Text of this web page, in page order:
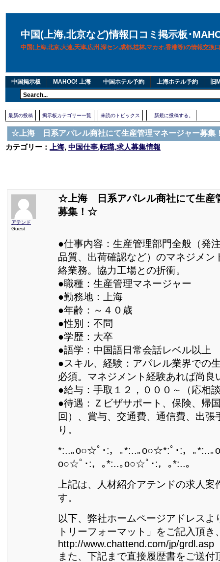
中国(上海,北京など)情報口コミ掲示板･
中国(上海,北京,大連,天津,広州,深セン,成都,桂林,マカオ,香港等)の情報交換
中国掲示板 MAHOO! 上海 中国ホテル予約 上海ホテル予約 旧
最新の投稿 掲示板カテゴリー一覧 未読のトピックス 新規に投稿する。
☆上海 日系アパレル商社にて生産管理マネージャー募集
カテゴリー：
上海, 中国仕事,転職,求人募集情報
アテンド
Guest
☆上海 日系アパレル商社にて生産
募集！☆
●仕事内容：生産管理部門全般（発
品質、出荷確認など）のマネジメン
絡業務。協力工場との折衝。
●職種：生産管理マネージャー
●勤務地：上海
●年齢：～４０歳
●性別：不問
●学歴：大卒
●語学：中国語日常会話レベル以上
●スキル、経験：アパレル業界での
必須。マネジメント経験あれば尚良
●給与：手取１２，０００～（応相
●待遇：Ｚビザサポート、保険、帰
回）、賞与、交通費、通信費、出張
り。
*:..｡o○☆ﾟ･:，｡*:..｡o○☆*:ﾟ･:，｡*:..｡
o○☆ﾟ･:，｡*:..｡o○☆ﾟ･:，｡*:..｡
上記は、人材紹介アテンドの求人
す。
以下、弊社ホームページアドレスよ
トリーフォーマット」をご記入頂き
http://www.chattend.com/jp/grdl.asp
また、下記まで直接履歴書をご送付